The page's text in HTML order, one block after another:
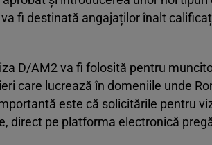
fi destinată angajaților înalt
D/AM2 va fi folosită pentru
care lucrează în domeniile unde
este că solicitările pentru
direct pe platforma electronică